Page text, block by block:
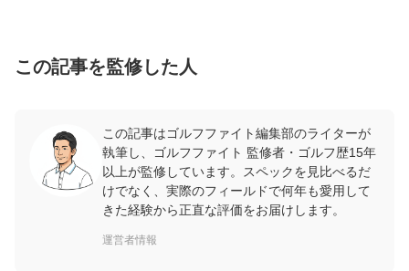
この記事を監修した人
この記事はゴルフファイト編集部のライターが
執筆し、ゴルフファイト 監修者・ゴルフ歴15年
以上が監修しています。スペックを見比べるだ
けでなく、実際のフィールドで何年も愛用して
きた経験から正直な評価をお届けします。
運営者情報